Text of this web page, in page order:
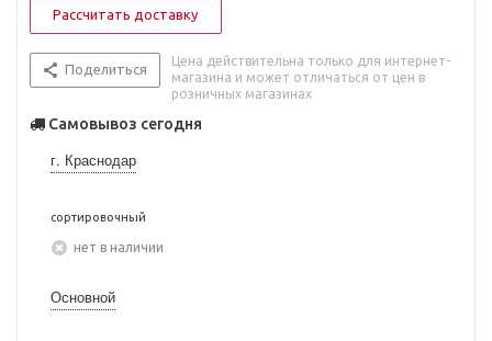
Рассчитать доставку
Поделиться
Цена действительна только для интернет-
магазина и может отличаться от цен в
розничных магазинах
Самовывоз сегодня
г. Краснодар
сортировочный
Нет в наличии
Основной